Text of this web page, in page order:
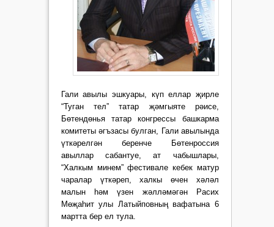
Гали авылы эшкуары, күп еллар җирле
“Туган тел” татар җәмгыяте рәисе,
Бөтендөнья татар конгрессы башкарма
комитеты әгъзасы булган, Гали авылында
үткәрелгән беренче Бөтен­россия
авыллар сабан­туе, ат чабышлары,
“Халкым минем” фес­тивале кебек матур
чаралар үткәреп, халкы өчен хәләл
малын һәм үзен жәлләмәгән Расих
Мөҗаһит улы Латыйповның вафатына 6
мартта бер ел тула.